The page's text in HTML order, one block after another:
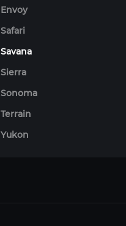
Envoy
Safari
Savana
Sierra
Sonoma
Terrain
Yukon